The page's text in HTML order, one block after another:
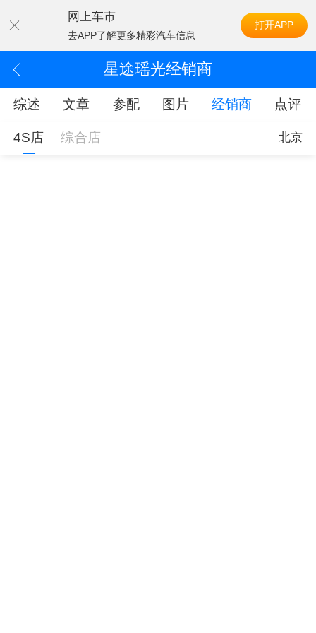
网上车市
去APP了解更多精彩汽车信息
打开APP
星途瑶光经销商
综述 文章 参配 图片 经销商 点评
4S店 综合店 北京